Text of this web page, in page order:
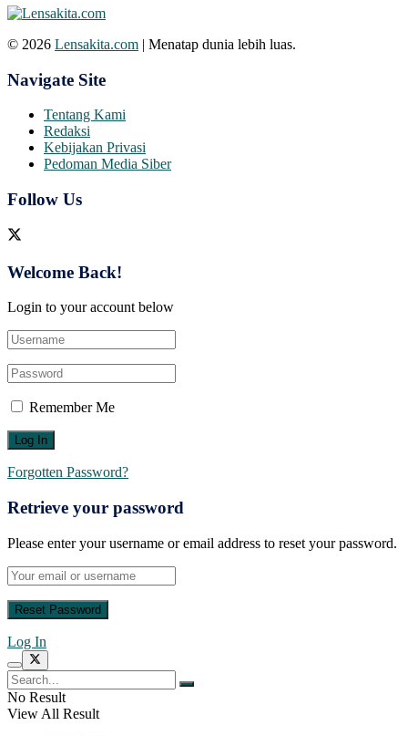
© 2026 Lensakita.com | Menatap dunia lebih luas.
Navigate Site
Tentang Kami
Redaksi
Kebijakan Privasi
Pedoman Media Siber
Follow Us
Welcome Back!
Login to your account below
Remember Me
Forgotten Password?
Retrieve your password
Please enter your username or email address to reset your password.
Log In
No Result
View All Result